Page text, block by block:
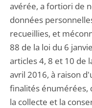
avérée, a fortiori de
données
recueillies, et
88 de la loi du 6
articles 4, 8 et 10 de
avril 2016, à raison
finalités
la collecte et la